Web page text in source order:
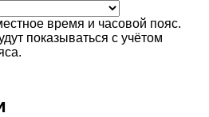
время и часовой пояс.
показываться с учётом